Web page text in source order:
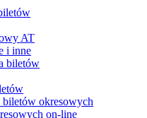
AT
i inne
biletów
biletów okresowych
on-line